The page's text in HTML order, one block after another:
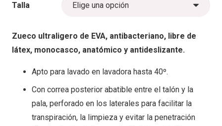
Talla
Zueco ultraligero de EVA, antibacteriano, libre de
látex, monocasco, anatómico y antideslizante.
Apto para lavado en lavadora hasta 40º.
Con correa posterior abatible entre el talón y la
pala, perforado en los laterales para facilitar la
transpiración, la limpieza y evitar la penetración